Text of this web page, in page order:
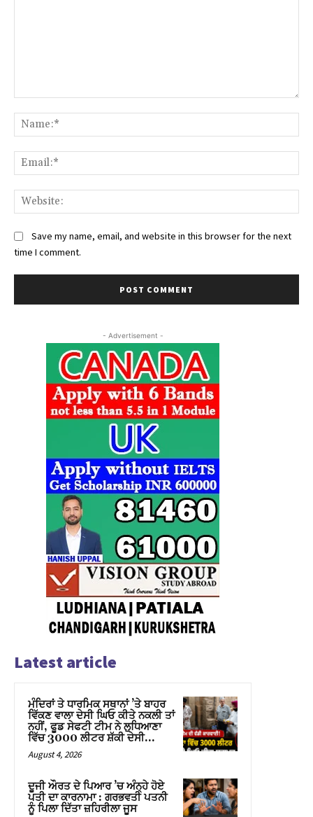
Save my name, email, and website in this browser for the next
time I comment.
- Advertisement -
Latest article
ਮੰਦਿਰਾਂ ਤੇ ਧਾਰਮਿਕ ਸਥਾਨਾਂ ’ਤੇ ਬਾਹਰ
ਵਿੱਕਣ ਵਾਲਾ ਦੇਸੀ ਘਿਓ ਕੀਤੇ ਨਕਲੀ ਤਾਂ
ਨਹੀਂ, ਫੂਡ ਸੇਫਟੀ ਟੀਮ ਨੇ ਲੁਧਿਆਣਾ
ਵਿੱਚ 3000 ਲੀਟਰ ਸ਼ੱਕੀ ਦੇਸੀ...
August 4, 2026
ਦੂਜੀ ਔਰਤ ਦੇ ਪਿਆਰ ’ਚ ਅੰਨ੍ਹੇ ਹੋਏ
ਪਤੀ ਦਾ ਕਾਰਨਾਮਾ : ਗਰਭਵਤੀ ਪਤਨੀ
ਨੂੰ ਪਿਲਾ ਦਿੱਤਾ ਜ਼ਹਿਰੀਲਾ ਜੂਸ